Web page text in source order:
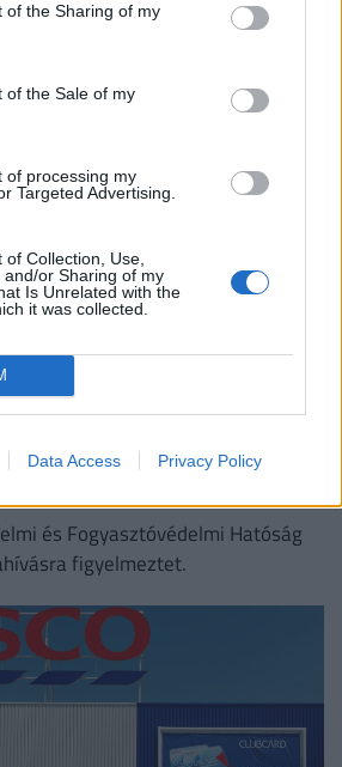
of the Sharing of my
of the Sale of my
of processing my
Targeted Advertising.
Collection, Use,
and/or Sharing of my
Is Unrelated with the
it was collected.
Data Access Privacy Policy
olcsón beszerezhető, de a
akár több százezer forintos kiadás
áll össze a teknőstartás
ha te is ilyet vettél,
és Fogyasztóvédelmi Hatóság
figyelmeztet.